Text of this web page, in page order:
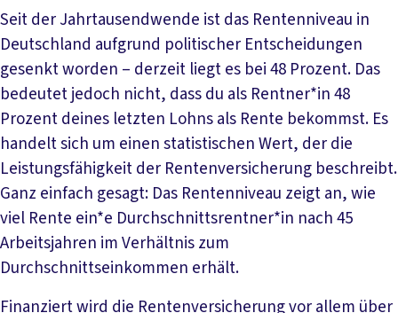
Seit der Jahrtausendwende ist das Rentenniveau in
Deutschland aufgrund politischer Entscheidungen
gesenkt worden – derzeit liegt es bei 48 Prozent. Das
bedeutet jedoch nicht, dass du als Rentner*in 48
Prozent deines letzten Lohns als Rente bekommst. Es
handelt sich um einen statistischen Wert, der die
Leistungsfähigkeit der Rentenversicherung beschreibt.
Ganz einfach gesagt: Das Rentenniveau zeigt an, wie
viel Rente ein*e Durchschnittsrentner*in nach 45
Arbeitsjahren im Verhältnis zum
Durchschnittseinkommen erhält.
Finanziert wird die Rentenversicherung vor allem über